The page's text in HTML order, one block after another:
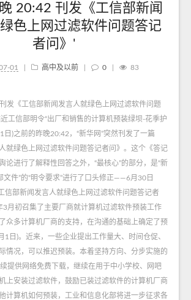
20:42 刊发《工信部新闻
色上网过滤软件问题答记
者问》'
01 高中及以前 0 83
发《工信部新闻发言人就绿色上网过滤软件问题
工信部明令“出厂和销售的计算机预装绿坝-花季护
日)之前的昨晚20:42，“新华网”突然刊发了一篇
就绿色上网过滤软件问题答记者问》。这个《答记
论进行了解释性回答之外，“最核心”的部分，是“新
文件”的“明令要求”进行了口头修正——6月30日
信部新闻发言人就绿色上网过滤软件问题答记者
3月初召集了主要厂商就计算机过滤软件预装工作
众多计算机厂商的支持，在沟通的基础上确定了预
1日)。近来，一些企业提出工作量大、时间仓促、
情况，可以推迟预装。本着坚持方向、分步实施的
提供网络免费下载，继续在用于中小学校、网吧
上安装过滤软件，鼓励已装过滤软件的计算机厂商
计算机如何预装，工业和信息化部将进一步征求各